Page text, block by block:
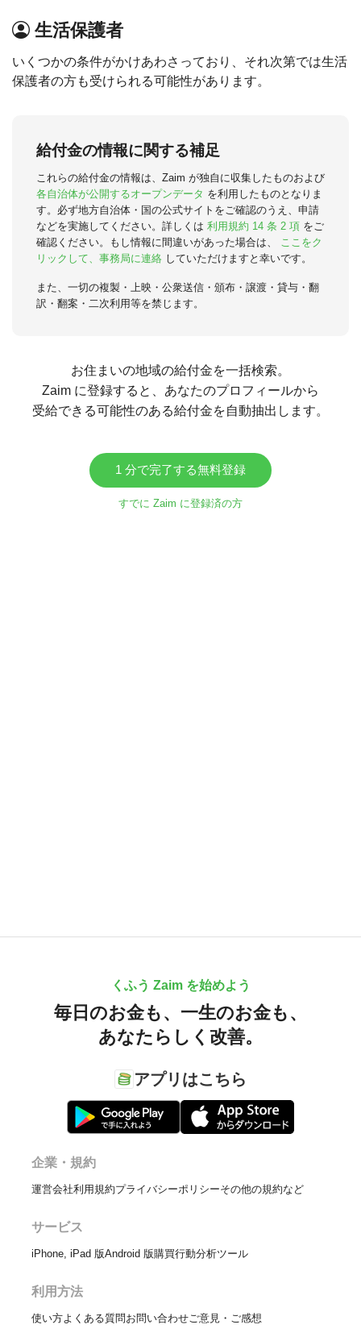
生活保護者
いくつかの条件がかけあわさっており、それ次第では生活
保護者の方も受けられる可能性があります。
給付金の情報に関する補足
これらの給付金の情報は、Zaim が独自に収集したものおよび
各自治体が公開するオープンデータ を利用したものとなりま
す。必ず地方自治体・国の公式サイトをご確認のうえ、申請
などを実施してください。詳しくは 利用規約 14 条 2 項 をご
確認ください。もし情報に間違いがあった場合は、
ここをク
リックして、事務局に連絡 していただけますと幸いです。
また、一切の複製・上映・公衆送信・頒布・譲渡・貸与・翻
訳・翻案・二次利用等を禁じます。
お住まいの地域の給付金を一括検索。
Zaim に登録すると、あなたのプロフィールから
受給できる可能性のある給付金を自動抽出します。
1 分で完了する無料登録
すでに Zaim に登録済の方
くふう Zaim を始めよう
毎日のお金も、 一生のお金も、
あなたらしく改善。
アプリはこちら
企業・規約
運営会社利用規約プライバシーポリシーその他の規約など
サービス
iPhone, iPad 版Android 版購買行動分析ツール
利用方法
使い方よくある質問お問い合わせ ご意見・ご感想